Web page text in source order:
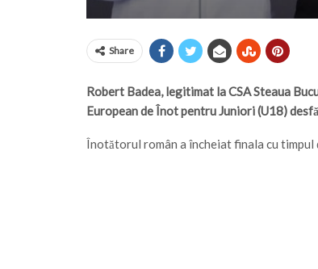
Share
Robert Badea, legitimat la CSA Steaua
European de Înot pentru Juniori (U18)
Înotătorul român a încheiat finala cu timpul